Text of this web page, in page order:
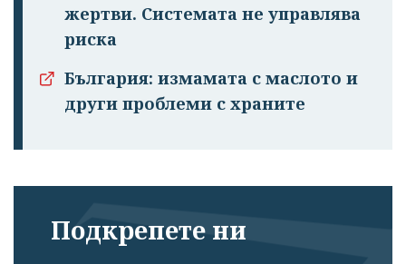
жертви. Системата не управлява
риска
България: измамата с маслото и
други проблеми с храните
Подкрепете ни